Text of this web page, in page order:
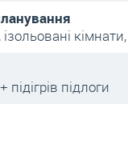
підігрів підлоги